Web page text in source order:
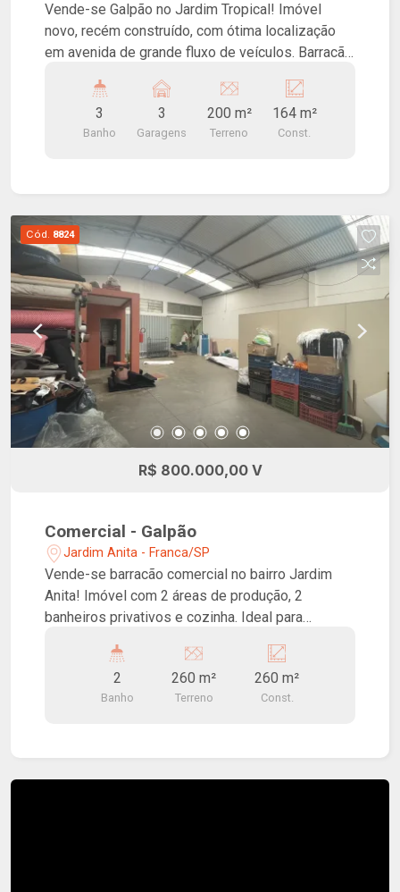
Vende-se Galpão no Jardim Tropical! Imóvel
novo, recém construído, com ótima localização
em avenida de grande fluxo de veículos. Barracão
lavabo. Fino acabamento, porta automatizada,
piso granilite para cargas pesadas e sistema de
segurança.
3
Banho
3
Garagens
200 m²
Terreno
164 m²
Const.
Cód. 8824
R$ 800.000,00 V
Comercial - Galpão
Jardim Anita - Franca/SP
Vende-se barracão comercial no bairro Jardim
Anita! Imóvel com 2 áreas de produção, 2
banheiros privativos e cozinha. Ideal para
2
Banho
260 m²
Terreno
260 m²
Const.